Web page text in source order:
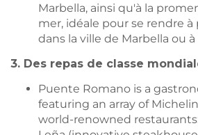
Marbella, ainsi qu'à la
mer, idéale pour se rendre à
dans la ville de Marbella ou
3. Des repas de classe
Puente Romano is a
featuring an array of
world-renowned restaurants: